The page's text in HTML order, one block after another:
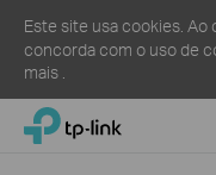
Este site usa cookies. Ao
concorda com o uso de
mais
ClickTP-Link, Reliably Smart